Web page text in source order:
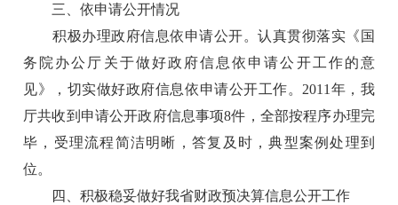
三、依申请公开情况
积极办理政府信息依申请公开。认真贯彻落实《国
务院办公厅关于做好政府信息依申请公开工作的意
见》，切实做好政府信息依申请公开工作。2011年，我
厅共收到申请公开政府信息事项8件，全部按程序办理完
毕，受理流程简洁明晰，答复及时，典型案例处理到
位。
四、积极稳妥做好我省财政预决算信息公开工作